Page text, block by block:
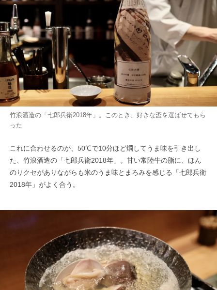
竹浪酒造の「七郎兵衛2018年」。このとき、好きな盃を選ばせてもら
った
これに合わせるのが、50℃で10分ほど燗してうま味を引き出し
た、竹浪酒造の「七郎兵衛2018年」。甘い常陸牛の脂に、ほん
のりクセがありながらも米のうま味とまろみを感じる「七郎兵衛
2018年」がよく合う。